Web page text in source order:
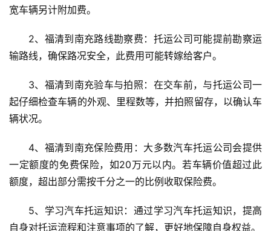
宽车辆另计附加费。
2、福清到南充路线勘察费：托运公司可能提前勘察运
输路线，确保路况安全，此费用可能转嫁给客户。
3、福清到南充验车与拍照：在交车前，与托运公司一
起仔细检查车辆的外观、里程数等，并拍照留存，以确认车
辆状况。
4、福清到南充保险费用：大多数汽车托运公司会提供
一定额度的免费保险，如20万元以内。若车辆价值超过此
额度，超出部分需按千分之一的比例收取保险费。
5、学习汽车托运知识：通过学习汽车托运知识，提高
自身对托运流程和注意事项的了解，更好地保障自身权益。